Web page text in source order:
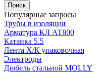
Поиск
Популярные запросы
Трубы в изоляции
Арматура КЛ АТ800
Катанка 5.5
Лента Х/К упаковочная
Электроды
Дюбель стальной MOLLY